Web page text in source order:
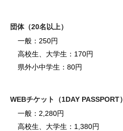
団体（20名以上）
一般：250円
高校生、大学生：170円
県外小中学生：80円
WEBチケット（1DAY PASSPORT）
一般：2,280円
高校生、大学生：1,380円